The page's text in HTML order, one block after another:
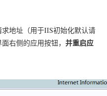
地址（用于IIS初始化默认请
右侧的应用按钮， 并重启应